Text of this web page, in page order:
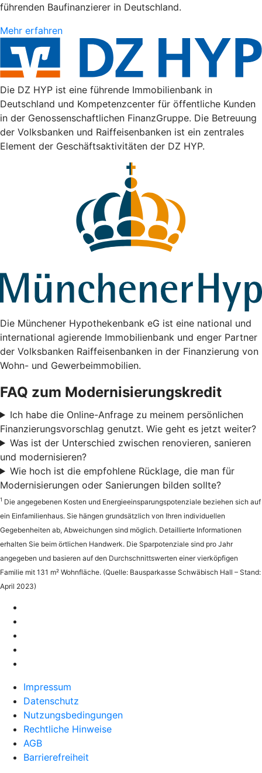
führenden Baufinanzierer in Deutschland.
Mehr erfahren
Die DZ HYP ist eine führende Immobilienbank in
Deutschland und Kompetenzcenter für öffentliche Kunden
in der Genossenschaftlichen FinanzGruppe. Die Betreuung
der Volksbanken und Raiffeisenbanken ist ein zentrales
Element der Geschäftsaktivitäten der DZ HYP.
Die Münchener Hypothekenbank eG ist eine national und
international agierende Immobilienbank und enger Partner
der Volksbanken Raiffeisenbanken in der Finanzierung von
Wohn- und Gewerbeimmobilien.
FAQ zum Modernisierungskredit
Ich habe die Online-Anfrage zu meinem persönlichen
Finanzierungsvorschlag genutzt. Wie geht es jetzt weiter?
Was ist der Unterschied zwischen renovieren, sanieren
und modernisieren?
Wie hoch ist die empfohlene Rücklage, die man für
Modernisierungen oder Sanierungen bilden sollte?
1 Die angegebenen Kosten und Energieeinsparungspotenziale beziehen sich auf
ein Einfamilienhaus. Sie hängen grundsätzlich von Ihren individuellen
Gegebenheiten ab, Abweichungen sind möglich. Detaillierte Informationen
erhalten Sie beim örtlichen Handwerk. Die Sparpotenziale sind pro Jahr
angegeben und basieren auf den Durchschnittswerten einer vierköpfigen
Familie mit 131 m² Wohnfläche. (Quelle: Bausparkasse Schwäbisch Hall – Stand:
April 2023)
Impressum
Datenschutz
Nutzungsbedingungen
Rechtliche Hinweise
AGB
Barrierefreiheit